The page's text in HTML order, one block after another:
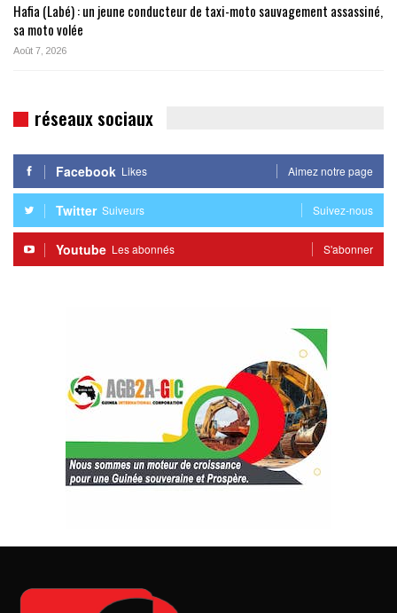
Hafia (Labé) : un jeune conducteur de taxi-moto sauvagement assassiné,
sa moto volée
Août 7, 2026
réseaux sociaux
Facebook Likes Aimez notre page
Twitter Suiveurs Suivez-nous
Youtube Les abonnés S'abonner